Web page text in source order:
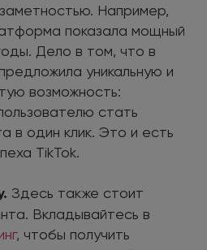
Например,
показала мощный
Дело в том, что в
уникальную и
возможность:
стать
в один клик. Это и есть
TikTok.
Здесь также стоит
Вкладывайтесь в
, чтобы получить